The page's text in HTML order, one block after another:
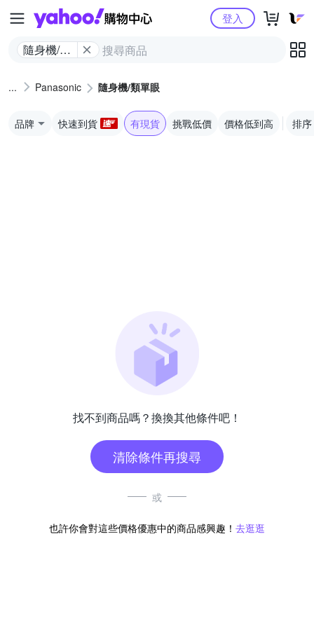
Yahoo購物中心
隨身機/類
登入
Panasonic 隨身機/類單眼
品牌 快速到貨 有現貨 挑戰低價 價格低到高 排序
找不到商品嗎？換換其他條件吧！
清除條件再搜尋
或
也許你會對這些價格優惠中的商品感興趣！ 去逛逛